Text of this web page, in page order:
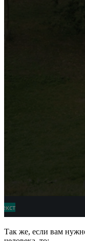
Так же, если вам